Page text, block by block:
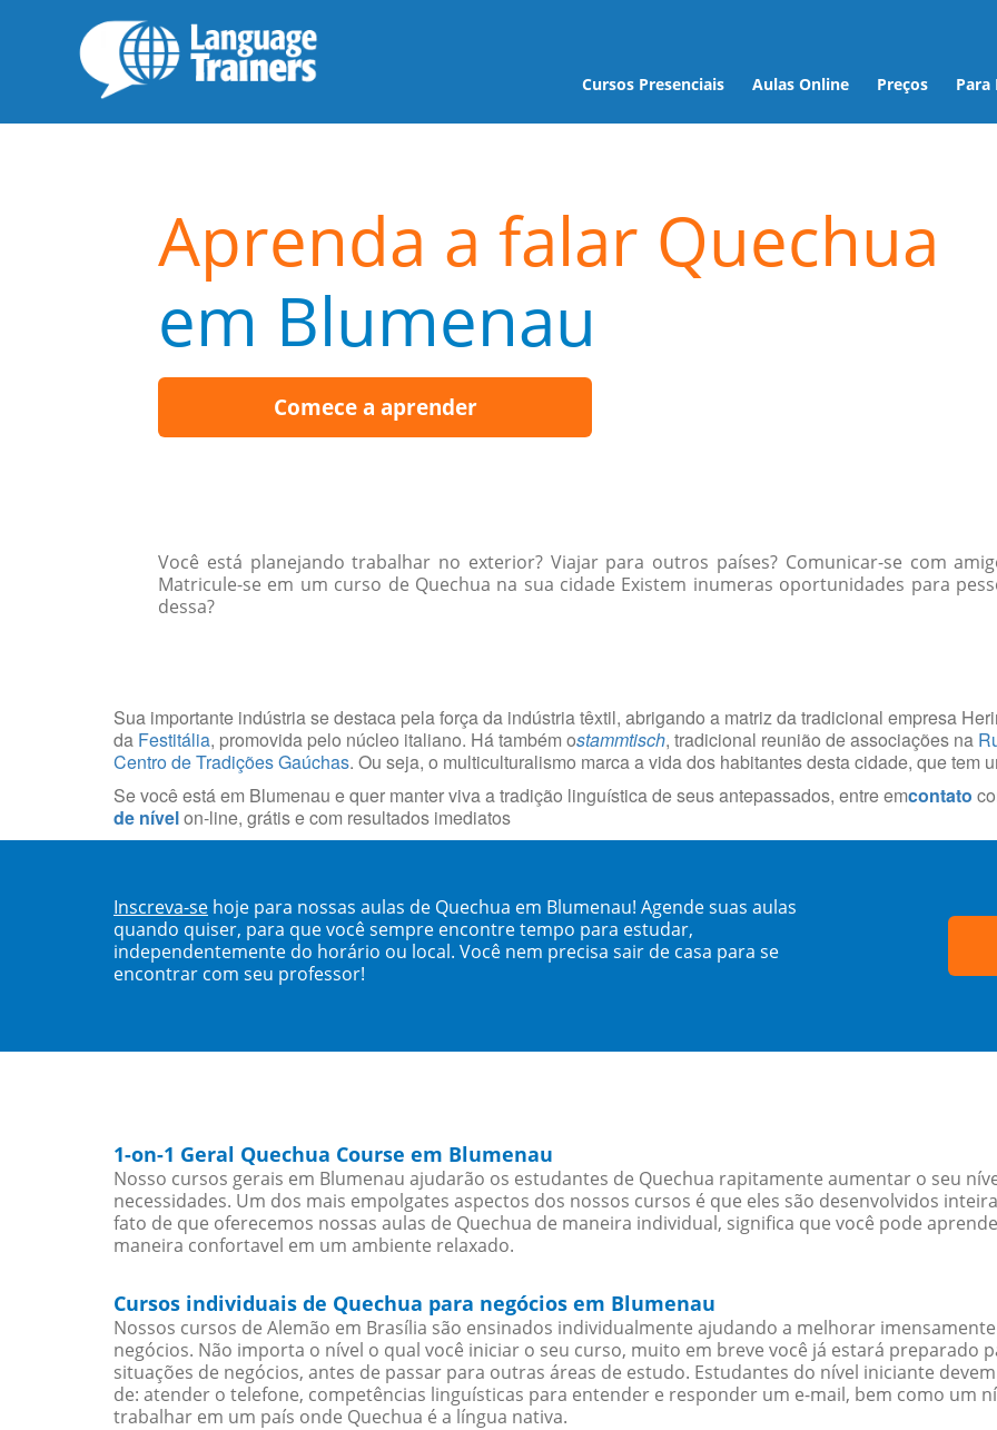
Cursos Presenciais Aulas Online Preços Para
Aprenda a falar Quechua
em Blumenau
Comece a aprender
Você está planejando trabalhar no exterior? Viajar para outros países? Comunicar-se com
Matricule-se em um curso de Quechua na sua cidade Existem inumeras oportunidades para
dessa?
Sua importante indústria se destaca pela força da indústria têxtil, abrigando a matriz da tradicional empresa
da Festitália, promovida pelo núcleo italiano. Há também ostammtisch, tradicional reunião de associações na
Centro de Tradições Gaúchas. Ou seja, o multiculturalismo marca a vida dos habitantes desta cidade, que tem
Se você está em Blumenau e quer manter viva a tradição linguística de seus antepassados, entre emcontato
de nívelon-line, grátis e com resultados imediatos
Inscreva-se hoje para nossas aulas de Quechua em Blumenau! Agende suas aulas
quando quiser, para que você sempre encontre tempo para estudar,
independentemente do horário ou local. Você nem precisa sair de casa para se
encontrar com seu professor!
1-on-1 Geral Quechua Course em Blumenau
Nosso cursos gerais em Blumenau ajudarão os estudantes de Quechua rapitamente aumentar o seu
necessidades. Um dos mais empolgates aspectos dos nossos cursos é que eles são desenvolvidos
fato de que oferecemos nossas aulas de Quechua de maneira individual, significa que você pode
maneira confortavel em um ambiente relaxado.
Cursos individuais de Quechua para negócios em Blumenau
Nossos cursos de Alemão em Brasília são ensinados individualmente ajudando a melhorar
negócios. Não importa o nível o qual você iniciar o seu curso, muito em breve você já estará preparado
situações de negócios, antes de passar para outras áreas de estudo. Estudantes do nível iniciante
de: atender o telefone, competências linguísticas para entender e responder um e-mail, bem como um
trabalhar em um país onde Quechua é a língua nativa.